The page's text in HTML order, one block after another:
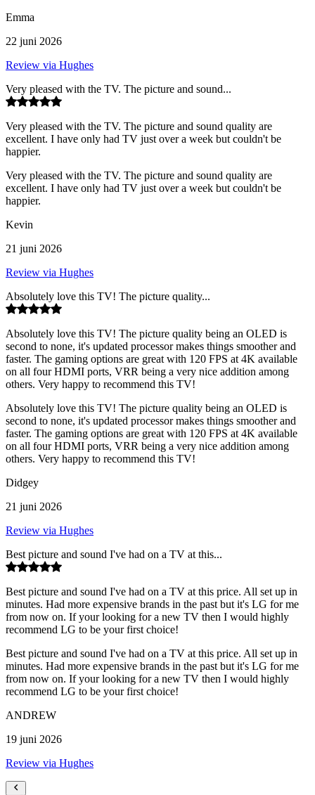
Emma
22 juni 2026
Review via Hughes
Very pleased with the TV. The picture and sound...
Very pleased with the TV. The picture and sound quality are
excellent. I have only had TV just over a week but couldn't be
happier.
Very pleased with the TV. The picture and sound quality are
excellent. I have only had TV just over a week but couldn't be
happier.
Kevin
21 juni 2026
Review via Hughes
Absolutely love this TV! The picture quality...
Absolutely love this TV! The picture quality being an OLED is
second to none, it's updated processor makes things smoother and
faster. The gaming options are great with 120 FPS at 4K available
on all four HDMI ports, VRR being a very nice addition among
others. Very happy to recommend this TV!
Absolutely love this TV! The picture quality being an OLED is
second to none, it's updated processor makes things smoother and
faster. The gaming options are great with 120 FPS at 4K available
on all four HDMI ports, VRR being a very nice addition among
others. Very happy to recommend this TV!
Didgey
21 juni 2026
Review via Hughes
Best picture and sound I've had on a TV at this...
Best picture and sound I've had on a TV at this price. All set up in
minutes. Had more expensive brands in the past but it's LG for me
from now on. If your looking for a new TV then I would highly
recommend LG to be your first choice!
Best picture and sound I've had on a TV at this price. All set up in
minutes. Had more expensive brands in the past but it's LG for me
from now on. If your looking for a new TV then I would highly
recommend LG to be your first choice!
ANDREW
19 juni 2026
Review via Hughes